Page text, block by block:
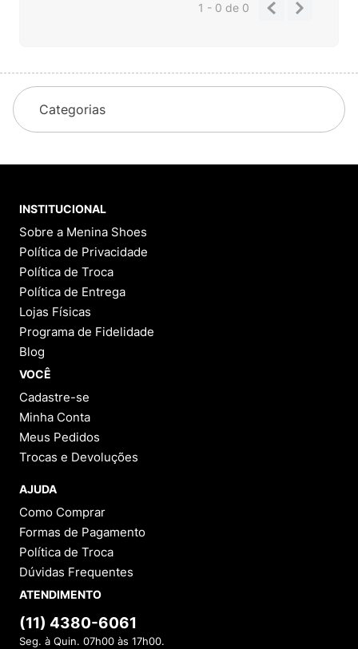
1 - 0de 0
Categorias
INSTITUCIONAL
Sobre a Menina Shoes
Política de Privacidade
Política de Troca
Política de Entrega
Lojas Físicas
Programa de Fidelidade
Blog
VOCÊ
Cadastre-se
Minha Conta
Meus Pedidos
Trocas e Devoluções
AJUDA
Como Comprar
Formas de Pagamento
Política de Troca
Dúvidas Frequentes
ATENDIMENTO
(11) 4380-6061
Seg. à Quin. 07h00 às 17h00.